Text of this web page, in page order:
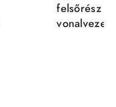
felsőrész